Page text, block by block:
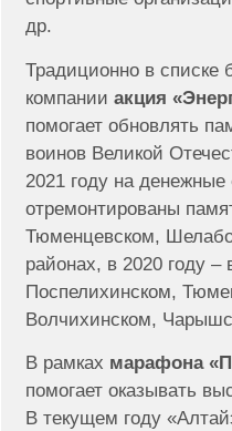
др.
Традиционно в списке
компании акция
помогает обновлять
воинов Великой
2021 году на
отремонтированы
Тюменцевском,
районах, в 2020 году
Поспелихинском,
Волчихинском,
В рамках марафона
помогает оказывать
В текущем году